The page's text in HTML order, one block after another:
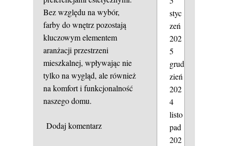
Bez względu na wybór,
farby do wnętrz pozostają
kluczowym elementem
aranżacji przestrzeni
mieszkalnej, wpływając nie
tylko na wygląd, ale również
na komfort i funkcjonalność
naszego domu.
Dodaj komentarz
styc
zeń
202
5
grud
zień
202
4
listo
pad
202